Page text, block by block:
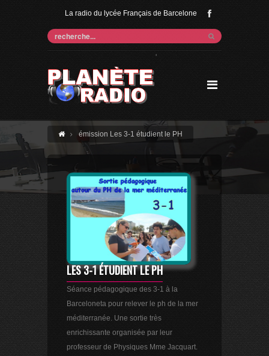
La radio du lycée Français de Barcelone
'
émission Les 3-1 étudient le PH
LES 3-1 ÉTUDIENT LE PH
Séance pédagogique des 3-1 à la
Barceloneta pour relever le ph de la mer
méditerranée. Une sortie très
enrichissante organisée par leur
professeur de Physiques Mme Jacquart.